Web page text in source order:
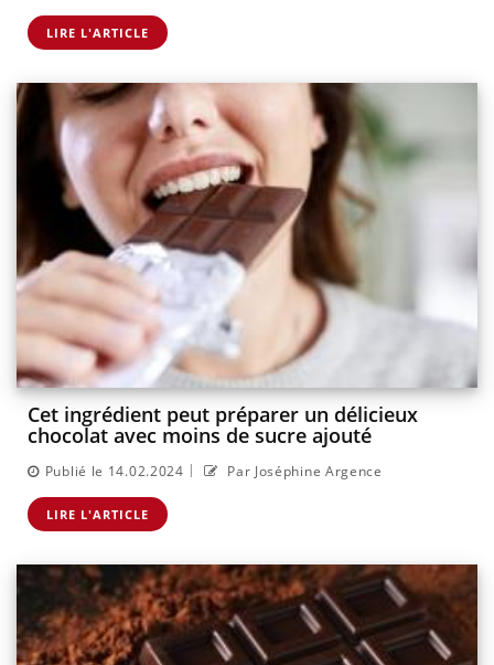
LIRE L'ARTICLE
Cet ingrédient peut préparer un délicieux
chocolat avec moins de sucre ajouté
Publié le 14.02.2024 | Par Joséphine Argence
LIRE L'ARTICLE